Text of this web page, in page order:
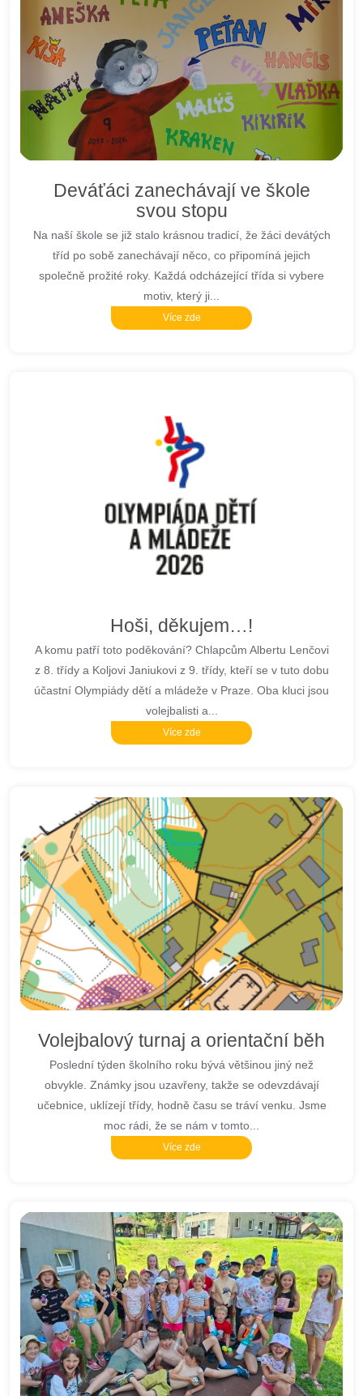
Deváťáci zanechávají ve škole
svou stopu
Na naší škole se již stalo krásnou tradicí, že žáci devátých
tříd po sobě zanechávají něco, co připomíná jejich
společně prožité roky. Každá odcházející třída si vybere
motiv, který ji...
Více zde
Hoši, děkujem…!
A komu patří toto poděkování? Chlapcům Albertu Lenčovi
z 8. třídy a Koljovi Janiukovi z 9. třídy, kteří se v tuto dobu
účastní Olympiády dětí a mládeže v Praze. Oba kluci jsou
volejbalisti a...
Více zde
Volejbalový turnaj a orientační běh
Poslední týden školního roku bývá většinou jiný než
obvykle. Známky jsou uzavřeny, takže se odevzdávají
učebnice, uklízejí třídy, hodně času se tráví venku. Jsme
moc rádi, že se nám v tomto...
Více zde